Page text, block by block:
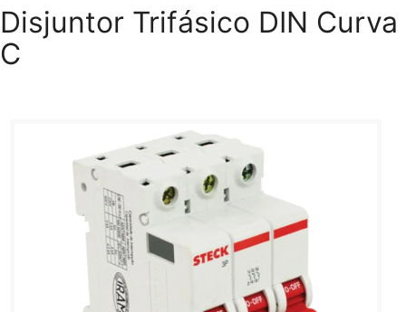
Disjuntor Trifásico DIN Curva
C